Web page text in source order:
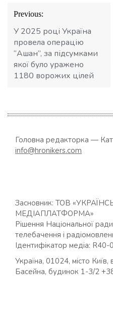
Навігація
записів
Previous:
У 2025 році Україна
провела операцію
“Ашан”, за підсумками
якої було уражено
1180 ворожих цілей
Головна редакторка —
info@hronikers.com
Засновник: ТОВ
МЕДІАПЛАТФОРМА»
Рішення Національної
телебачення і
Ідентифікатор медіа:
Україна, 01024, місто
Басейна, будинок 1-3/2